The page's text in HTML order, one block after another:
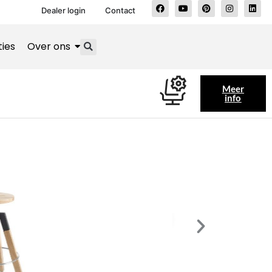
Dealer login Contact
Over ons
Meer
info